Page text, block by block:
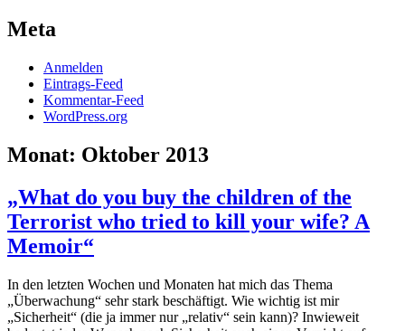
Meta
Anmelden
Eintrags-Feed
Kommentar-Feed
WordPress.org
Monat: Oktober 2013
„What do you buy the children of the
Terrorist who tried to kill your wife? A
Memoir“
In den letzten Wochen und Monaten hat mich das Thema
„Überwachung“ sehr stark beschäftigt. Wie wichtig ist mir
„Sicherheit“ (die ja immer nur „relativ“ sein kann)? Inwieweit